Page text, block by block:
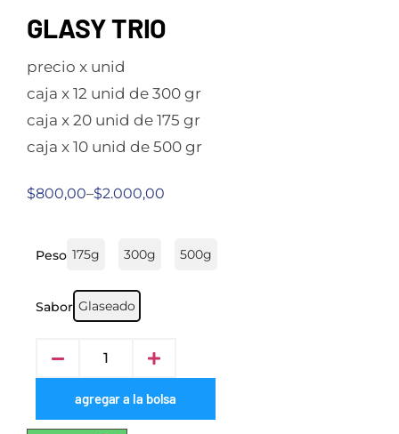
GLASY TRIO
precio x unid
caja x 12 unid de 300 gr
caja x 20 unid de 175 gr
caja x 10 unid de 500 gr
$800,00–$2.000,00
Peso 175g 300g 500g
Sabor Glaseado
agregar a la bolsa